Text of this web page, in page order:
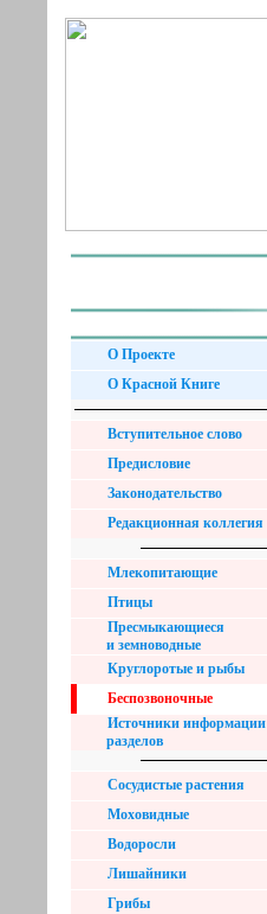
О Проекте
О Красной Книге
Вступительное слово
Предисловие
Законодательство
Редакционная коллегия
Млекопитающие
Птицы
Пресмыкающиеся
и земноводные
Круглоротые и рыбы
Беспозвоночные
Источники информации
разделов
Сосудистые растения
Моховидные
Водоросли
Лишайники
Грибы